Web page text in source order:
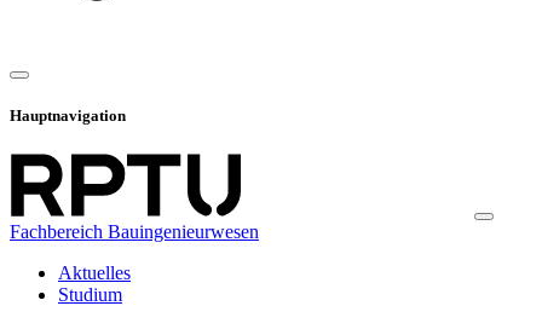
Hauptnavigation
Fachbereich Bauingenieurwesen
Aktuelles
Studium